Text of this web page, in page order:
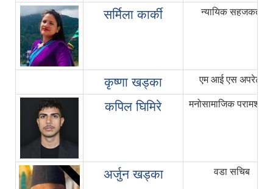
सर्मिला कार्की न्यायिक सहजकर्ता
कृष्णा खड्का एम आई एस अपरेटर
कपिल घिमिरे मनोसामाजिक
अर्जुन खड्का वडा सचिब